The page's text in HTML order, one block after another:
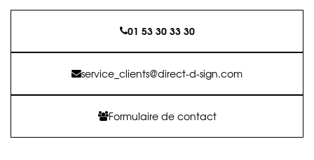
01 53 30 33 30
service_clients@direct-d-sign.com
Formulaire de contact